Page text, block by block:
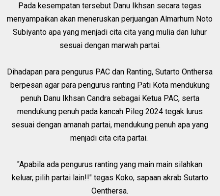
Pada kesempatan tersebut Danu Ikhsan secara tegas
menyampaikan akan meneruskan perjuangan Almarhum Noto
Subiyanto apa yang menjadi cita cita yang mulia dan luhur
sesuai dengan marwah partai.
Dihadapan para pengurus PAC dan Ranting, Sutarto Onthersa
berpesan agar para pengurus ranting Pati Kota mendukung
penuh Danu Ikhsan Candra sebagai Ketua PAC, serta
mendukung penuh pada kancah Pileg 2024 tegak lurus
sesuai dengan amanah partai, mendukung penuh apa yang
menjadi cita cita partai.
"Apabila ada pengurus ranting yang main main silahkan
keluar, pilih partai lain!!" tegas Koko, sapaan akrab Sutarto
Oenthersa.